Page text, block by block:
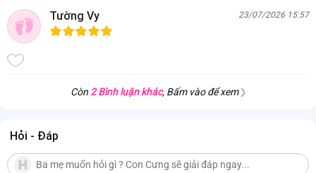
Thành phần
100% cotton
Màu sắc
Set nón bao tay chân bé trai bo Animo HN0226040 (NB,Nhiều màu)
chất liệu lành tính, an toàn cho làn da bé
Tường Vy
23/07/2026 15:57
Còn 2 Bình luận khác, Bấm vào để xem
Hỏi - Đáp